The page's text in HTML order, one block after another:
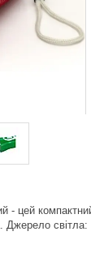
цей
світла: